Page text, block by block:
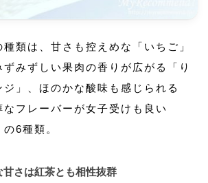
類は、甘さも控えめな「いちご」
みずしい果肉の香りが広がる「り
ジ」、ほのかな酸味も感じられる
なフレーバーが女子受けも良い
6種類。
さは紅茶とも相性抜群